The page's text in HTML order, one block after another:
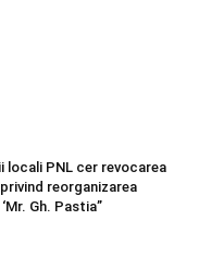
locali PNL cer revocarea
reorganizarea
Gh. Pastia”